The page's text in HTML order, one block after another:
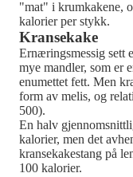
"mat" i krumkakene,
kalorier per stykk.
Kransekake
Ernæringsmessig sett
mye mandler, som er
enumettet fett. Men
form av melis, og
500).
En halv
kalorier, men det
kransekakestang på
100 kalorier.